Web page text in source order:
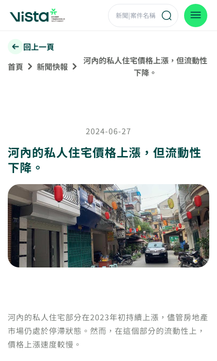
回上一頁
首頁
新聞快報
河內的私人住宅價格上漲，但流動性
下降。
2024-06-27
河內的私人住宅價格上漲，但流動性
下降。
河內的私人住宅部分在2023年初持續上漲，儘管房地產
市場仍處於停滯狀態。然而，在這個部分的流動性上，
價格上漲速度較慢。